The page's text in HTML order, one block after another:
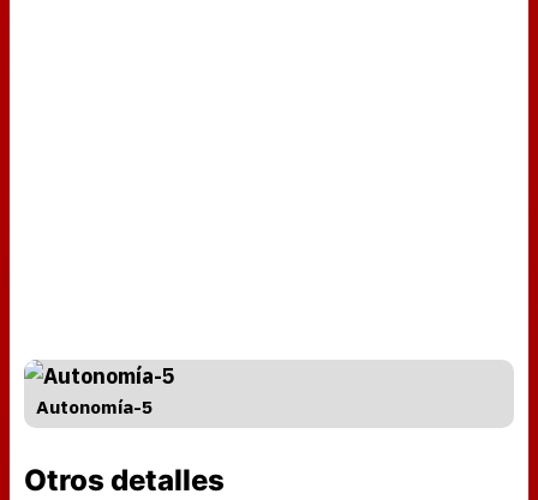
Autonomía-5
Otros detalles